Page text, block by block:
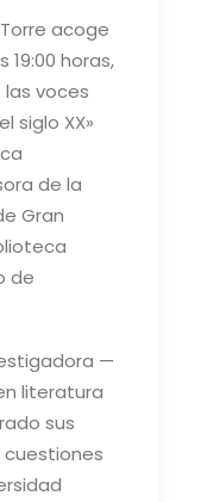
acoge
19:00 horas,
las voces
siglo XX»
de la
Gran
de
—
literatura
sus